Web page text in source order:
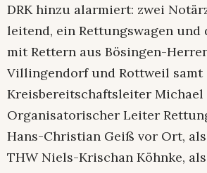
DRK hinzu alarmiert: zwei
leitend, ein Rettungswagen und
mit Rettern aus Bösingen-
Villingendorf und Rottweil samt
Kreisbereitschaftsleiter Michael
Organisatorischer Leiter
Hans-Christian Geiß vor Ort,
THW Niels-Krischan Köhnke,